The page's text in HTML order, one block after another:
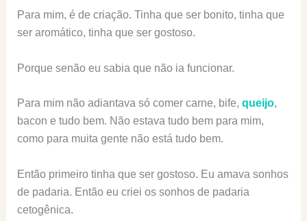
Para mim, é de criação. Tinha que ser bonito, tinha que
ser aromático, tinha que ser gostoso.
Porque senão eu sabia que não ia funcionar.
Para mim não adiantava só comer carne, bife, queijo,
bacon e tudo bem. Não estava tudo bem para mim,
como para muita gente não está tudo bem.
Então primeiro tinha que ser gostoso. Eu amava sonhos
de padaria. Então eu criei os sonhos de padaria
cetogênica.